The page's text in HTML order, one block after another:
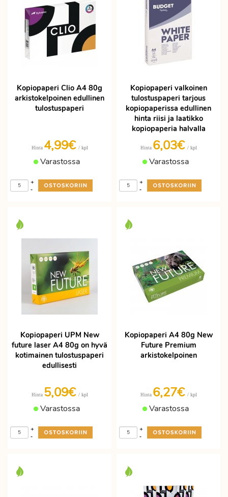
Kopiopaperi Clio A4 80g
arkistokelpoinen edullinen
tulostuspaperi
Hinta 4,99€ / kpl
Varastossa
-
+
Kopiopaperi valkoinen
tulostuspaperi tarjous
kopiopaperissa edullinen
hinta riisi ja laatikko
kopiopaperia halvalla
Hinta 6,03€ / kpl
Varastossa
-
+
Kopiopaperi UPM New
future laser A4 80g on hyvä
kotimainen tulostuspaperi
edullisesti
Hinta 5,09€ / kpl
Varastossa
-
+
Kopiopaperi A4 80g New
Future Premium
arkistokelpoinen
Hinta 6,27€ / kpl
Varastossa
-
+